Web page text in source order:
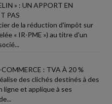
» : UN APPORT EN
PAS
de la réduction d'impôt sur
« IR-PME ») au titre d'un
: TVA À 20 %
des clichés destinés à des
et applique à ses